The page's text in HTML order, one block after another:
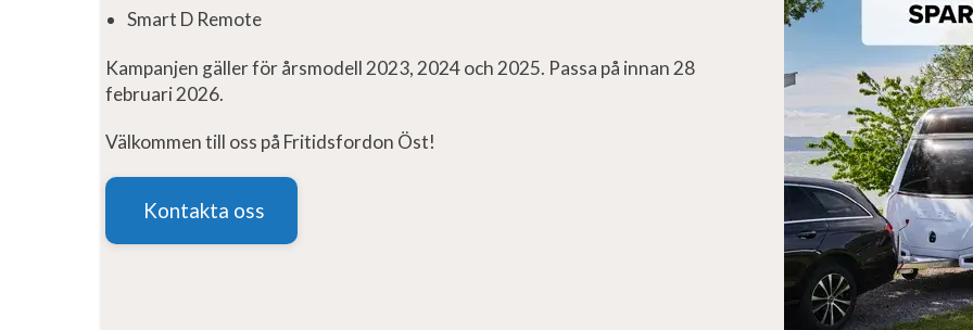
Smart D Remote
Kampanjen gäller för årsmodell 2023, 2024 och 2025. Passa på innan 28
februari 2026.
Välkommen till oss på Fritidsfordon Öst!
Kontakta oss